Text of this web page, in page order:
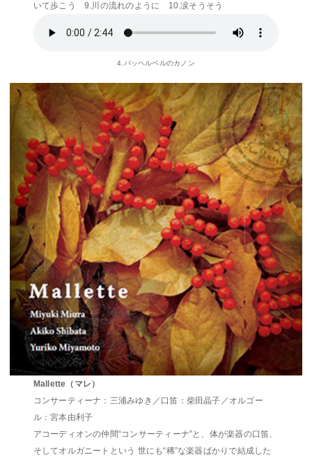
いて歩こう 9.川の流れのように 10.涙そうそう
4.パッヘルベルのカノン
Mallette（マレ）
コンサーティーナ：三浦みゆき／口笛：柴田晶子／オルゴー
ル：宮本由利子
アコーディオンの仲間“コンサーティーナ”と、体が楽器の口笛、
そしてオルガニートという 世にも“稀”な楽器ばかりで結成した